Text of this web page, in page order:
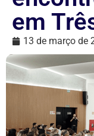
em
13 de março de